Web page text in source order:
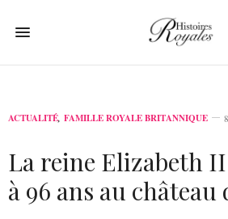
ACTUALITÉ, FAMILLE ROYALE BRITANNIQUE
La reine Elizabeth II
à 96 ans au